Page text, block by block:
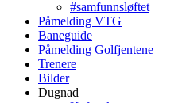
#samfunnsløftet
Påmelding VTG
Baneguide
Påmelding Golfjentene
Trenere
Bilder
Dugnad